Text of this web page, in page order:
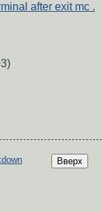
after exit mc .
Вверх